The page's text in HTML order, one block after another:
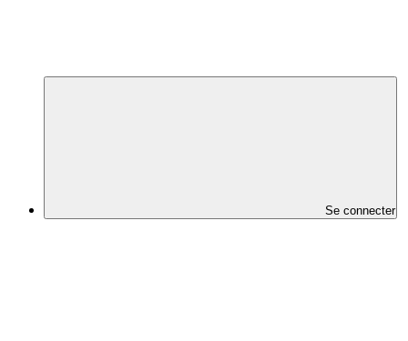
Se connecter